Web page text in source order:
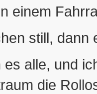
einem
still, dann
alle, und
die